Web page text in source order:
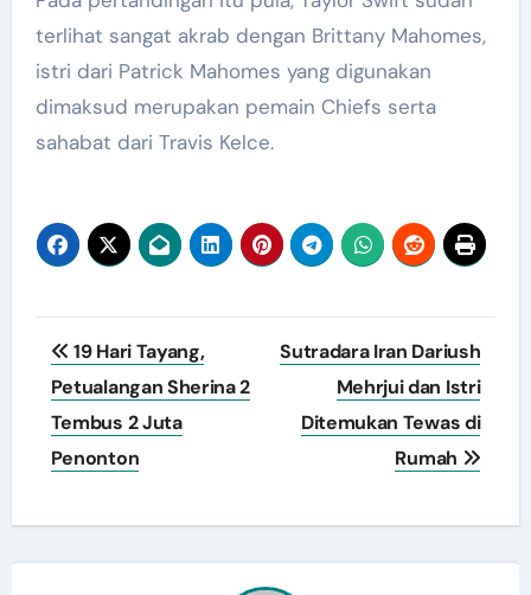
terlihat sangat akrab dengan Brittany Mahomes,
istri dari Patrick Mahomes yang digunakan
dimaksud merupakan pemain Chiefs serta
sahabat dari Travis Kelce.
Navigasi
pos
19 Hari Tayang,
Petualangan Sherina 2
Tembus 2 Juta
Penonton
Sutradara Iran Dariush
Mehrjui dan Istri
Ditemukan Tewas di
Rumah